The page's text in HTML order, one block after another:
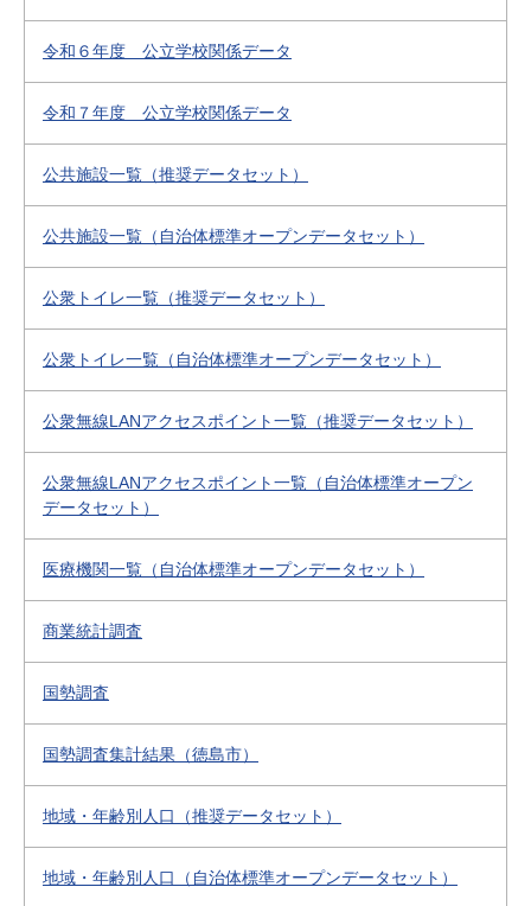
令和６年度 公立学校関係データ
令和７年度 公立学校関係データ
公共施設一覧（推奨データセット）
公共施設一覧（自治体標準オープンデータセット）
公衆トイレ一覧（推奨データセット）
公衆トイレ一覧（自治体標準オープンデータセット）
公衆無線LANアクセスポイント一覧（推奨データセット）
公衆無線LANアクセスポイント一覧（自治体標準オープン
データセット）
医療機関一覧（自治体標準オープンデータセット）
商業統計調査
国勢調査
国勢調査集計結果（徳島市）
地域・年齢別人口（推奨データセット）
地域・年齢別人口（自治体標準オープンデータセット）